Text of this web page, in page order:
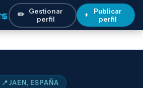
✏️ Gestionar
perfil
+
Publicar
perfil
📍 JAEN, ESPAÑA